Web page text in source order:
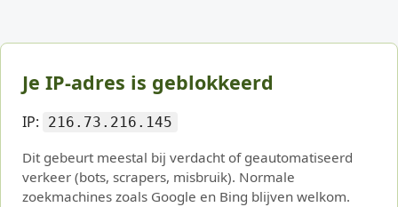
Je IP-adres is geblokkeerd
IP: 216.73.216.145
Dit gebeurt meestal bij verdacht of geautomatiseerd
verkeer (bots, scrapers, misbruik). Normale
zoekmachines zoals Google en Bing blijven welkom.